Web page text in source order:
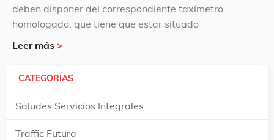
deben disponer del correspondiente taxímetro
homologado, que tiene que estar situado
Leer más >
CATEGORÍAS
Saludes Servicios Integrales
Traffic Futura